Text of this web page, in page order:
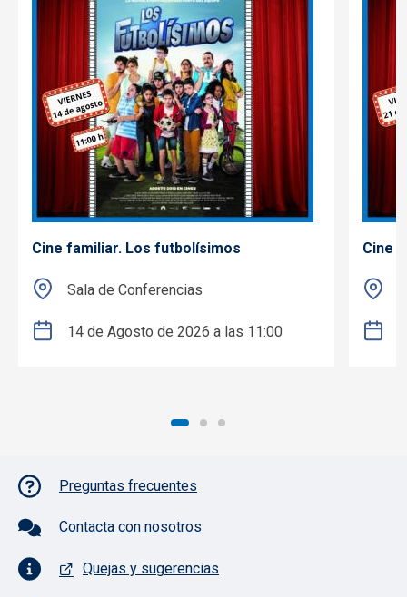
Cine familiar. Los futbolísimos
Sala de Conferencias
14 de Agosto de 2026 a las 11:00
Cine
Pie de página con iconos
Preguntas frecuentes
Contacta con nosotros
Quejas y sugerencias